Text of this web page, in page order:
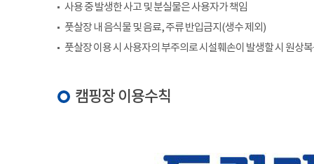
사용 중 발생한 사고 및 분실물은 사용자가 책임
풋살장 내 음식물 및 음료, 주류 반입금지(생수 제외)
풋살장 이용 시 사용자의 부주의로 시설훼손이 발생할 시 원상
캠핑장 이용수칙